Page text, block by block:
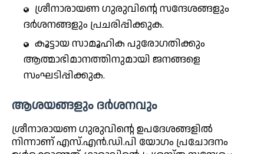
ശ്രീനാരായണ ഗുരുവിന്റെ സന്ദേശങ്ങളും
ദർശനങ്ങളും പ്രചരിപ്പിക്കുക.
കൂട്ടായ സാമൂഹിക പുരോഗതിക്കും
ആത്മാഭിമാനത്തിനുമായി ജനങ്ങളെ
സംഘടിപ്പിക്കുക.
ആശയങ്ങളും ദർശനവും
ശ്രീനാരായണ ഗുരുവിന്റെ ഉപദേശങ്ങളിൽ
നിന്നാണ് എസ്.എൻ.ഡി.പി യോഗം പ്രചോദനം